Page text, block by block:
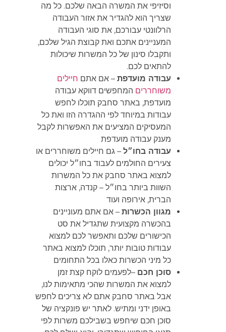
וסיזיפי את המשרה הבאה שלכם. כל מה
שצריך הוא להגדיר את אזור העבודה
הרלוונטי עבורכם, את סוגי העבודה
המעניינים אתכם ואת קבוצת הגיל שלכם,
ותקבלו סינון של כל המשרות שיכולות
להתאים לכם.
עבודה מועדפת– אם אתםחיילים
משוחרריםהמחפשים דווקא עבודה
מועדפת, באתר סחבק תוכלו לחפש
עבודות במיוחד לפי ההגדרה הזו ואת כל
המעסיקים המציעים את האפשרות לקבל
מענק עבודה מועדפת
עבודה בחו״ל– גם חיילים משוחררים או
צעירים החולמים לעבוד בחו״ל יכולים
למצוא באתר סחבק את כל המשרות
השוות ביותר בחו״ל – קנדה, ארצות
הברית, אירופה ועוד
מגוון הכשרות– אם אתם מעוניינים
בהכשרה מקצועית שתגדיל את סט
הכישורים שלכם ותאפשר לכם למצוא
עבודות טובות יותר, תוכלו למצוא באתר
כל מיני הכשרות כאלו בכל התחומים
סוכן חכם–לפעמים לוקח קצת זמן
למצוא את המשרות שהכי מתאימות לנו,
אבל באתר סחבק אתם לא צריכים לחפש
באופן ידני ומתיש. לאתר יש פונקציה של
סוכן חכם שיחפש בשבילכם משרות לפי